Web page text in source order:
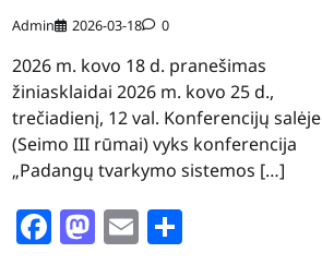
Admin 2026-03-18 0
2026 m. kovo 18 d. pranešimas
žiniasklaidai 2026 m. kovo 25 d.,
trečiadienį, 12 val. Konferencijų salėje
(Seimo III rūmai) vyks konferencija
„Padangų tvarkymo sistemos […]
Facebook
Mastodon
EmailShare